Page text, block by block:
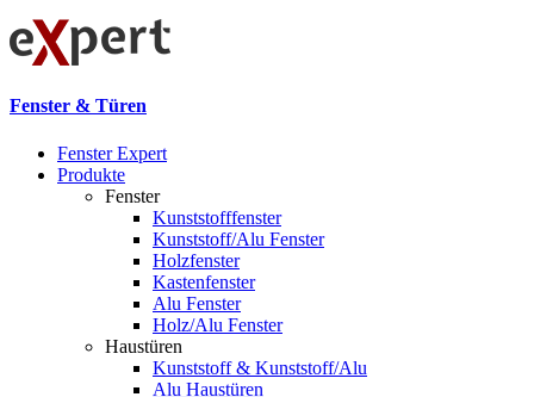
Fenster & Türen
Fenster Expert
Produkte
Fenster
Kunststofffenster
Kunststoff/Alu Fenster
Holzfenster
Kastenfenster
Alu Fenster
Holz/Alu Fenster
Haustüren
Kunststoff & Kunststoff/Alu
Alu Haustüren